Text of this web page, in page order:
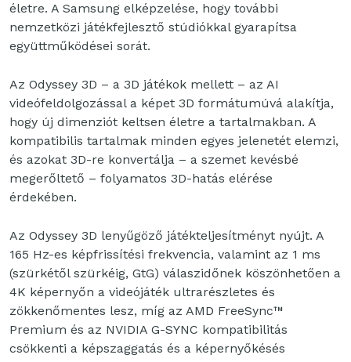
életre. A Samsung elképzelése, hogy további
nemzetközi játékfejlesztő stúdiókkal gyarapítsa
együttműködései sorát.
Az Odyssey 3D – a 3D játékok mellett – az AI
videófeldolgozással a képet 3D formátumúvá alakítja,
hogy új dimenziót keltsen életre a tartalmakban. A
kompatibilis tartalmak minden egyes jelenetét elemzi,
és azokat 3D-re konvertálja – a szemet kevésbé
megerőltető – folyamatos 3D-hatás elérése
érdekében.
Az Odyssey 3D lenyűgöző játékteljesítményt nyújt. A
165 Hz-es képfrissítési frekvencia, valamint az 1 ms
(szürkétől szürkéig, GtG) válaszidőnek köszönhetően a
4K képernyőn a videójáték ultrarészletes és
zökkenőmentes lesz, míg az AMD FreeSync™
Premium és az NVIDIA G-SYNC kompatibilitás
csökkenti a képszaggatás és a képernyőkésés